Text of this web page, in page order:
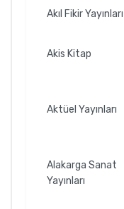
Akıl Fikir Yayınları
Akis Kitap
Aktüel Yayınları
Alakarga Sanat
Yayınları